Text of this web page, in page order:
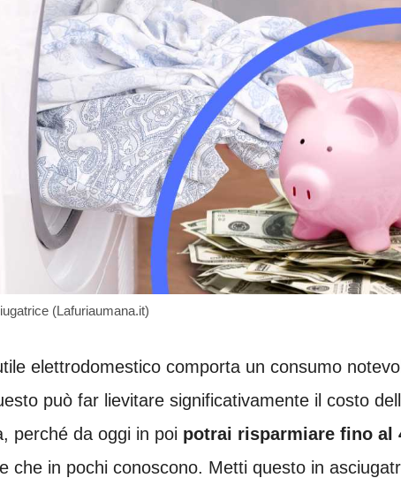
(Lafuriaumana.it)
elettrodomestico comporta un consumo
può far lievitare significativamente il costo
perché da oggi in poi potrai risparmiare fino al
che in pochi conoscono. Metti questo in